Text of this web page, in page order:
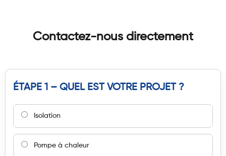
Contactez-nous directement
ÉTAPE 1 – QUEL EST VOTRE PROJET ?
Isolation
Pompe à chaleur